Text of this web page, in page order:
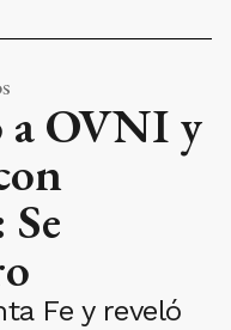
a OVNI y
Fe y reveló